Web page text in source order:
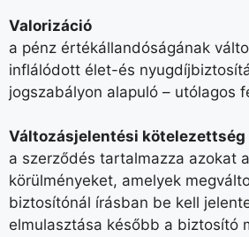
Valorizáció
a pénz értékállandóságának
inflálódott élet-és
jogszabályon alapuló – utólagos
Változásjelentési kötelezettség
a szerződés tartalmazza azokat
körülményeket, amelyek
biztosítónál írásban be kell
elmulasztása később a biztosító